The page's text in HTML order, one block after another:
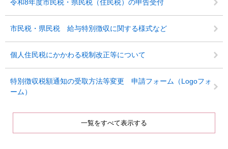
令和8年度市民税・県民税（住民税）の申告受付
市民税・県民税 給与特別徴収に関する様式など
個人住民税にかかわる税制改正等について
特別徴収税額通知の受取方法等変更 申請フォーム（Logoフォ
ーム）
一覧をすべて表示する